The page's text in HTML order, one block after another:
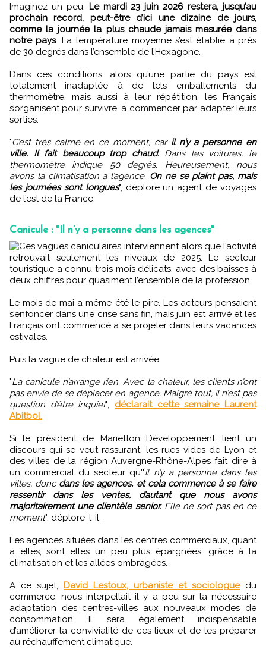
Imaginez un peu. Le mardi 23 juin 2026 restera, jusqu’au
prochain record, peut-être d’ici une dizaine de jours,
comme la journée la plus chaude jamais mesurée dans
notre pays. La température moyenne s’est établie à près
de 30 degrés dans l’ensemble de l’Hexagone.
Dans ces conditions, alors qu’une partie du pays est
totalement inadaptée à de tels emballements du
thermomètre, mais aussi à leur répétition, les Français
s’organisent pour survivre, à commencer par adapter leurs
sorties.
"C’est très calme en ce moment, car il n’y a personne en
ville. Il fait beaucoup trop chaud.Dans les voitures, le
thermomètre indique 50 degrés. Heureusement, nous
avons la climatisation à l’agence. On ne se plaint pas, mais
les journées sont longues", déplore un agent de voyages
de l’est de la France.
Canicule : "Il n’y a personne dans les agences"
Ces vagues caniculaires interviennent alors que l’activité
retrouvait seulement les niveaux de 2025. Le secteur
touristique a connu trois mois délicats, avec des baisses à
deux chiffres pour quasiment l’ensemble de la profession.
Le mois de mai a même été le pire. Les acteurs pensaient
s’enfoncer dans une crise sans fin, mais juin est arrivé et les
Français ont commencé à se projeter dans leurs vacances
estivales.
Puis la vague de chaleur est arrivée.
"La canicule n’arrange rien. Avec la chaleur, les clients n’ont
pas envie de se déplacer en agence. Malgré tout, il n’est pas
question d’être inquiet", déclarait cette semaine Laurent
Abitbol.
Si le président de Marietton Développement tient un
discours qui se veut rassurant, les rues vides de Lyon et
des villes de la région Auvergne-Rhône-Alpes fait dire à
un commercial du secteur qu'"il n’y a personne dans les
villes, donc dans les agences, et cela commence à se faire
ressentir dans les ventes, d’autant que nous avons
majoritairement une clientèle senior.Elle ne sort pas en ce
moment", déplore-t-il.
Les agences situées dans les centres commerciaux, quant
à elles, sont elles un peu plus épargnées, grâce à la
climatisation et les allées ombragées.
A ce sujet, David Lestoux, urbaniste et sociologuedu
commerce, nous interpellait il y a peu sur la nécessaire
adaptation des centres-villes aux nouveaux modes de
consommation. Il sera également indispensable
d’améliorer la convivialité de ces lieux et de les préparer
au réchauffement climatique.